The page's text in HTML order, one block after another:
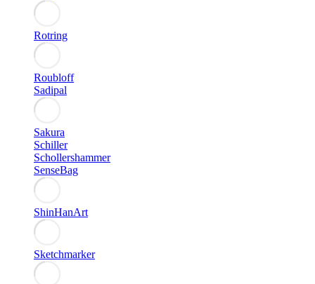
Rotring
Roubloff
Sadipal
Sakura
Schiller
Schollershammer
SenseBag
ShinHanArt
Sketchmarker